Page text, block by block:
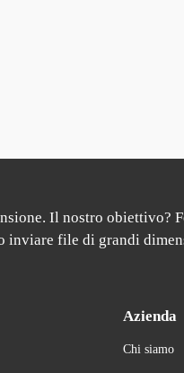
Il nostro
inviare file di grandi
Azienda
Chi siamo